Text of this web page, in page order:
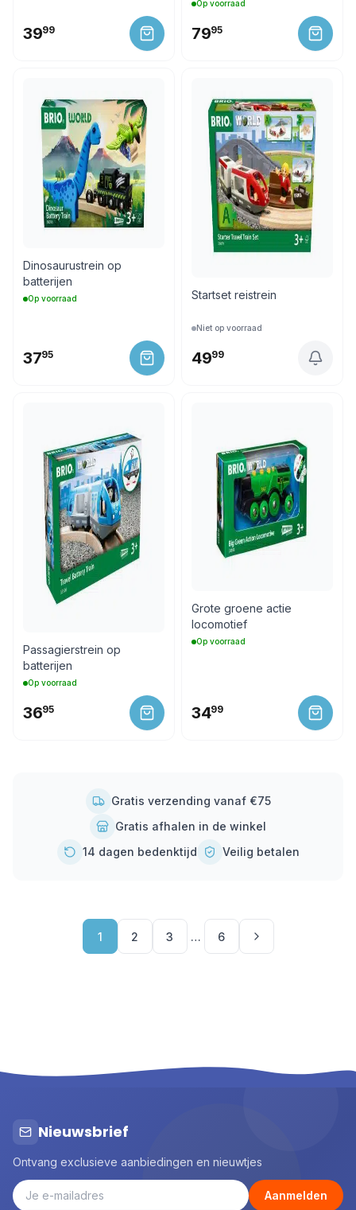
3999
Op voorraad
7995
Dinosaurustrein op
batterijen
Op voorraad
3795
Startset reistrein
Niet op voorraad
4999
Passagierstrein op
batterijen
Op voorraad
3695
Grote groene actie
locomotief
Op voorraad
3499
Gratis verzending vanaf €75
Gratis afhalen in de winkel
14 dagen bedenktijd
Veilig betalen
1 2 3 … 6
Nieuwsbrief
Ontvang exclusieve aanbiedingen en nieuwtjes
Aanmelden